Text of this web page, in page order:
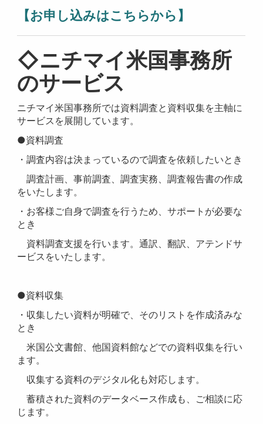
【お申し込みはこちらから】
◇ニチマイ米国事務所
のサービス
ニチマイ米国事務所では資料調査と資料収集を主軸に
サービスを展開しています。
●資料調査
・調査内容は決まっているので調査を依頼したいとき
調査計画、事前調査、調査実務、調査報告書の作成
をいたします。
・お客様ご自身で調査を行うため、サポートが必要な
とき
資料調査支援を行います。通訳、翻訳、アテンドサ
ービスをいたします。
●資料収集
・収集したい資料が明確で、そのリストを作成済みな
とき
米国公文書館、他国資料館などでの資料収集を行い
ます。
収集する資料のデジタル化も対応します。
蓄積された資料のデータベース作成も、ご相談に応
じます。